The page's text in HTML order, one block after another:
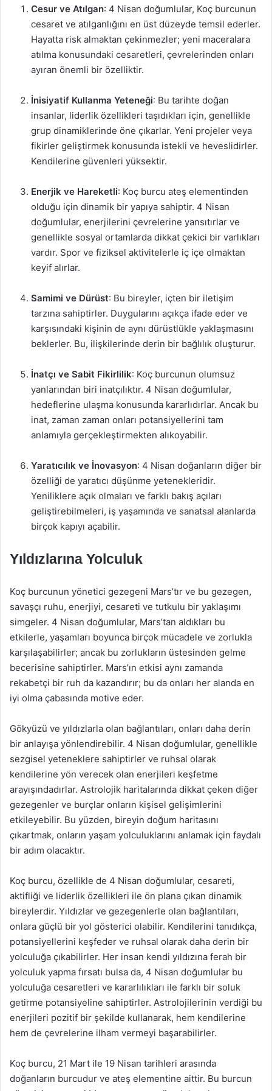
Cesur ve Atılgan: 4 Nisan doğumlular, Koç burcunun
cesaret ve atılganlığını en üst düzeyde temsil ederler.
Hayatta risk almaktan çekinmezler; yeni maceralara
atılma konusundaki cesaretleri, çevrelerinden onları
ayıran önemli bir özelliktir.
İnisiyatif Kullanma Yeteneği: Bu tarihte doğan
insanlar, liderlik özellikleri taşıdıkları için, genellikle
grup dinamiklerinde öne çıkarlar. Yeni projeler veya
fikirler geliştirmek konusunda istekli ve heveslidirler.
Kendilerine güvenleri yüksektir.
Enerjik ve Hareketli: Koç burcu ateş elementinden
olduğu için dinamik bir yapıya sahiptir. 4 Nisan
doğumlular, enerjilerini çevrelerine yansıtırlar ve
genellikle sosyal ortamlarda dikkat çekici bir varlıkları
vardır. Spor ve fiziksel aktivitelerle iç içe olmaktan
keyif alırlar.
Samimi ve Dürüst: Bu bireyler, içten bir iletişim
tarzına sahiptirler. Duygularını açıkça ifade eder ve
karşısındaki kişinin de aynı dürüstlükle yaklaşmasını
beklerler. Bu, ilişkilerinde derin bir bağlılık oluşturur.
İnatçı ve Sabit Fikirlilik: Koç burcunun olumsuz
yanlarından biri inatçılıktır. 4 Nisan doğumlular,
hedeflerine ulaşma konusunda kararlıdırlar. Ancak bu
inat, zaman zaman onları potansiyellerini tam
anlamıyla gerçekleştirmekten alıkoyabilir.
Yaratıcılık ve İnovasyon: 4 Nisan doğanların diğer bir
özelliği de yaratıcı düşünme yetenekleridir.
Yeniliklere açık olmaları ve farklı bakış açıları
geliştirebilmeleri, iş yaşamında ve sanatsal alanlarda
birçok kapıyı açabilir.
Yıldızlarına Yolculuk
Koç burcunun yönetici gezegeni Mars’tır ve bu gezegen,
savaşçı ruhu, enerjiyi, cesareti ve tutkulu bir yaklaşımı
simgeler. 4 Nisan doğumlular, Mars’tan aldıkları bu
etkilerle, yaşamları boyunca birçok mücadele ve zorlukla
karşılaşabilirler; ancak bu zorlukların üstesinden gelme
becerisine sahiptirler. Mars’ın etkisi aynı zamanda
rekabetçi bir ruh da kazandırır; bu da onları her alanda en
iyi olma çabasında motive eder.
Gökyüzü ve yıldızlarla olan bağlantıları, onları daha derin
bir anlayışa yönlendirebilir. 4 Nisan doğumlular, genellikle
sezgisel yeteneklere sahiptirler ve ruhsal olarak
kendilerine yön verecek olan enerjileri keşfetme
arayışındadırlar. Astrolojik haritalarında dikkat çeken diğer
gezegenler ve burçlar onların kişisel gelişimlerini
etkileyebilir. Bu yüzden, bireyin doğum haritasını
çıkartmak, onların yaşam yolculuklarını anlamak için faydalı
bir adım olacaktır.
Koç burcu, özellikle de 4 Nisan doğumlular, cesareti,
aktifliği ve liderlik özellikleri ile ön plana çıkan dinamik
bireylerdir. Yıldızlar ve gezegenlerle olan bağlantıları,
onlara güçlü bir yol gösterici olabilir. Kendilerini tanıdıkça,
potansiyellerini keşfeder ve ruhsal olarak daha derin bir
yolculuğa çıkabilirler. Her insan kendi yıldızına ferah bir
yolculuk yapma fırsatı bulsa da, 4 Nisan doğumlular bu
yolculuğa cesaretleri ve kararlılıkları ile farklı bir soluk
getirme potansiyeline sahiptirler. Astrolojilerinin verdiği bu
enerjileri pozitif bir şekilde kullanarak, hem kendilerine
hem de çevrelerine ilham vermeyi başarabilirler.
Koç burcu, 21 Mart ile 19 Nisan tarihleri arasında
doğanların burcudur ve ateş elementine aittir. Bu burcun